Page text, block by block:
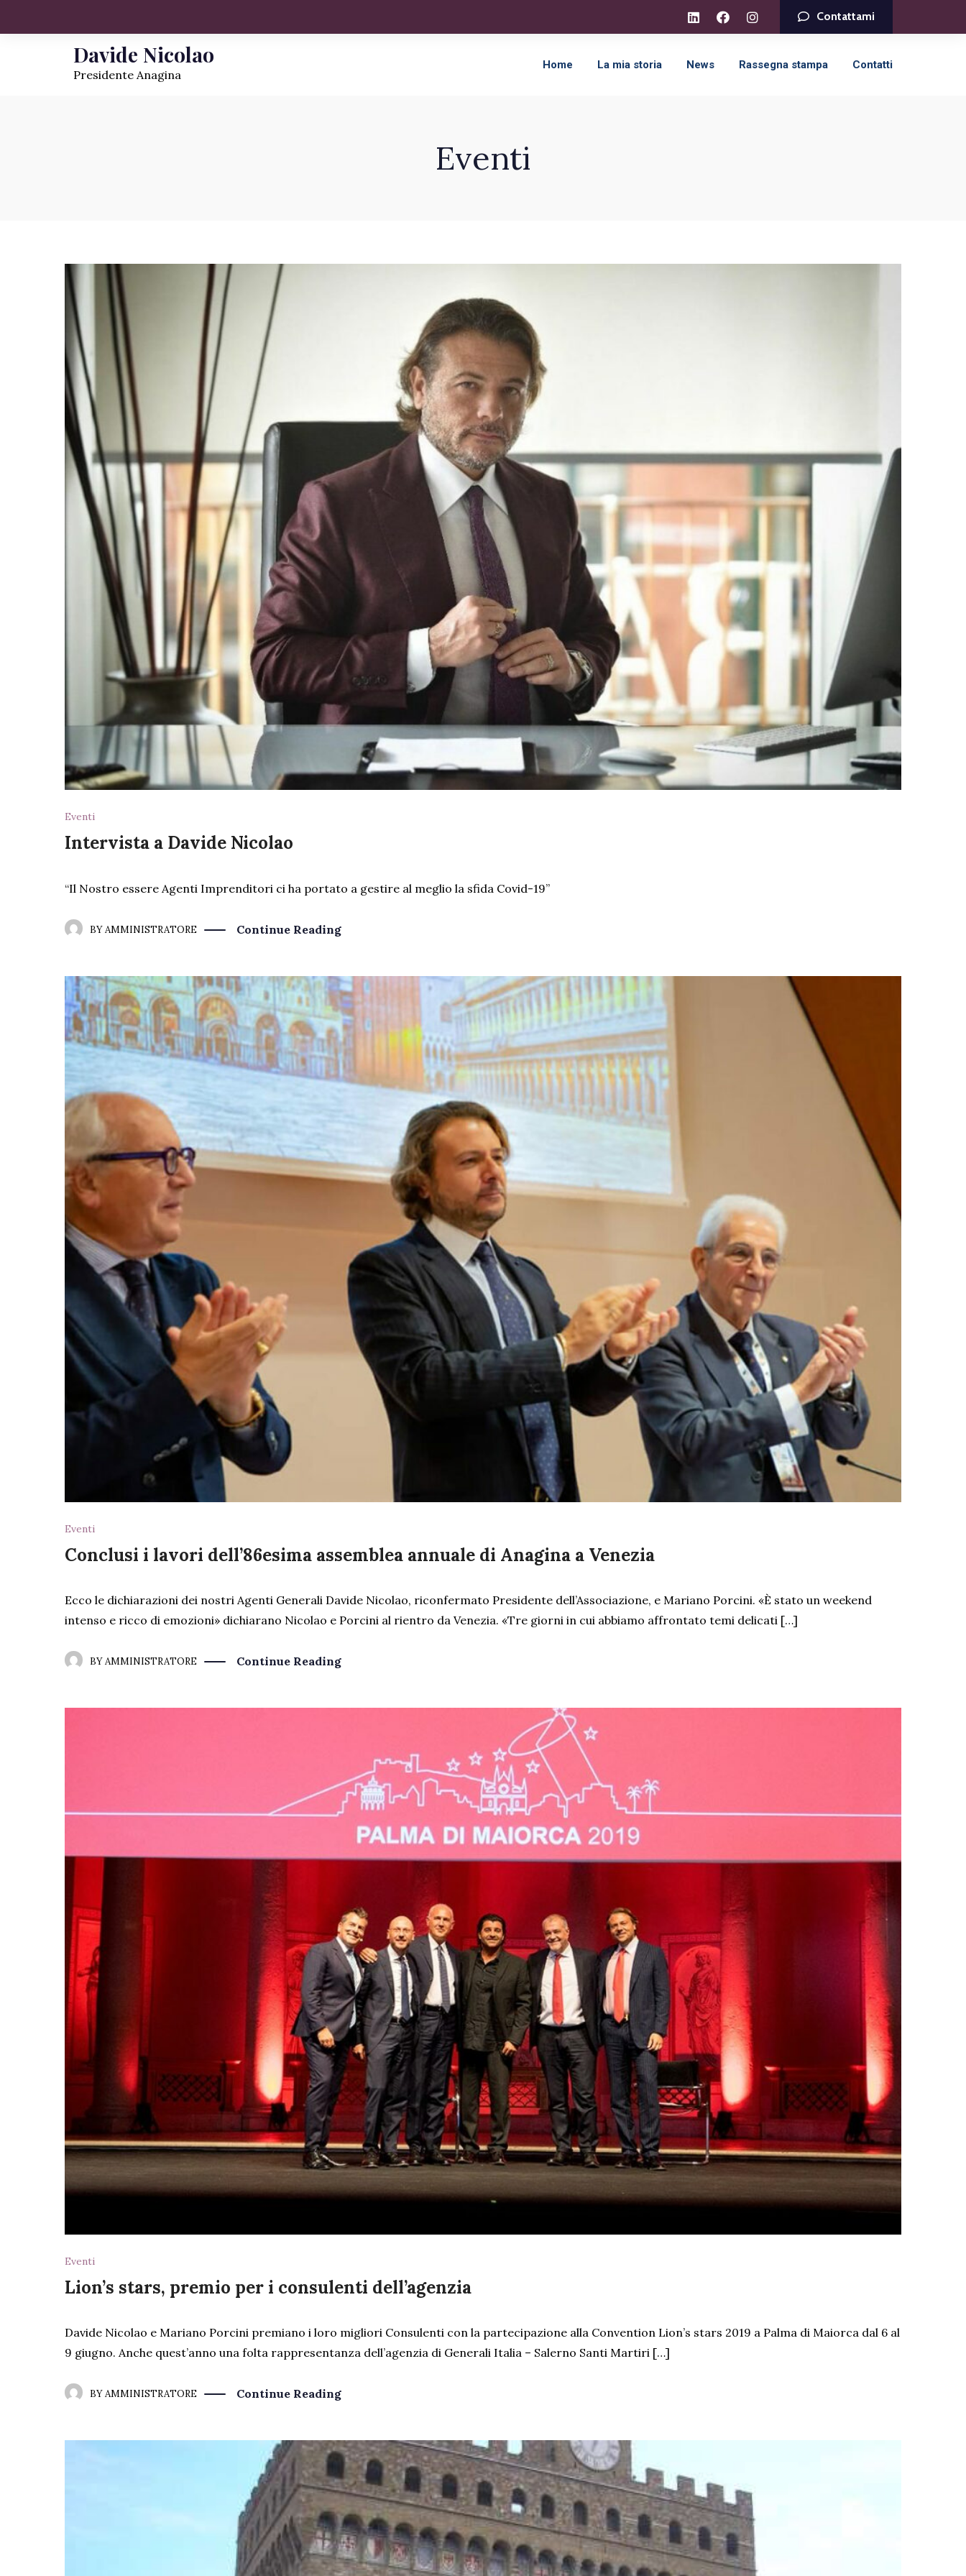
Contattami
Davide Nicolao
Presidente Anagina
Home La mia storia News Rassegna stampa Contatti
Eventi
Eventi
Intervista a Davide Nicolao
“Il Nostro essere Agenti Imprenditori ci ha portato a gestire al meglio la sfida Covid-19”
BYAMMINISTRATORE Continue Reading
Eventi
Conclusi i lavori dell’86esima assemblea annuale di Anagina a Venezia
Ecco le dichiarazioni dei nostri Agenti Generali Davide Nicolao, riconfermato Presidente dell’Associazione, e Mariano Porcini. «È stato un weekend
intenso e ricco di emozioni» dichiarano Nicolao e Porcini al rientro da Venezia. «Tre giorni in cui abbiamo affrontato temi delicati […]
BYAMMINISTRATORE Continue Reading
Eventi
Lion’s stars, premio per i consulenti dell’agenzia
Davide Nicolao e Mariano Porcini premiano i loro migliori Consulenti con la partecipazione alla Convention Lion’s stars 2019 a Palma di Maiorca dal 6 al
9 giugno. Anche quest’anno una folta rappresentanza dell’agenzia di Generali Italia – Salerno Santi Martiri […]
BYAMMINISTRATORE Continue Reading